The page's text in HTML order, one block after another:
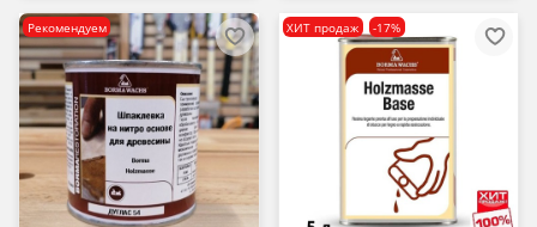
Рекомендуем ХИТ продаж -17%